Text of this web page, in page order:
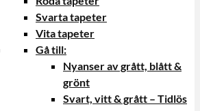
Svarta tapeter
Vita tapeter
Gå till:
Nyanser av grått, blått &
grönt
Svart, vitt & grått – Tidlös